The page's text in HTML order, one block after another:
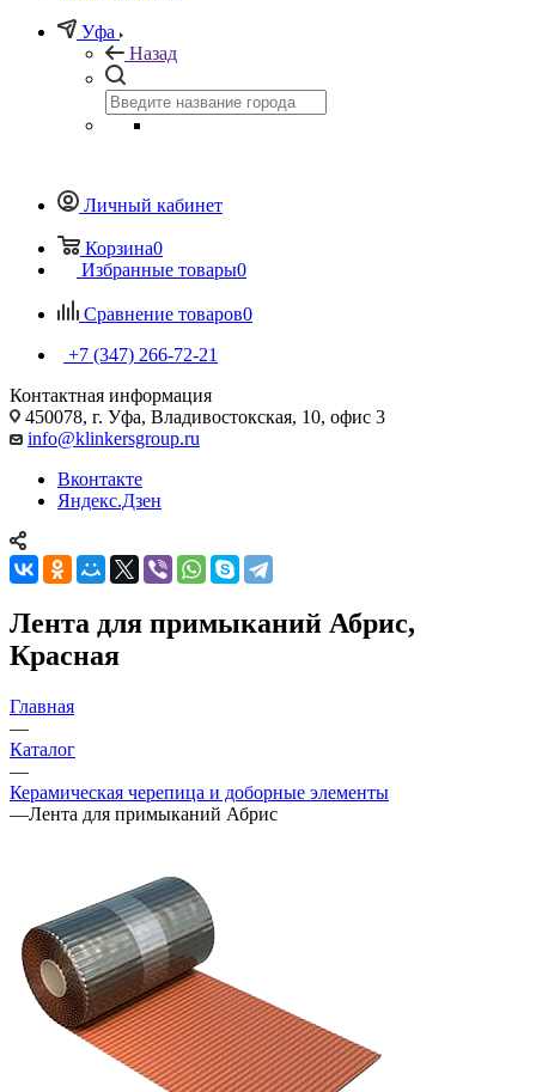
Уфа
Назад
Личный кабинет
Корзина0
Избранные товары0
Сравнение товаров0
+7 (347) 266-72-21
Контактная информация
450078, г. Уфа, Владивостокская, 10, офис 3
info@klinkersgroup.ru
Вконтакте
Яндекс.Дзен
Лента для примыканий Абрис,
Красная
Главная
—
Каталог
—
Керамическая черепица и доборные элементы
—Лента для примыканий Абрис